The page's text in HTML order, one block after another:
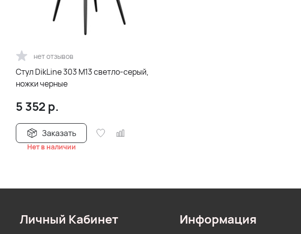
нет отзывов
Стул DikLine 303 M13 светло-серый,
ножки черные
5 352 р.
Заказать
Нет в наличии
Личный Кабинет Информация